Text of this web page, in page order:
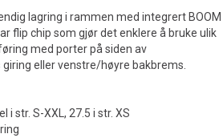
lagring i rammen med integrert BOOM
flip chip som gjør det enklere å bruke ulik
med porter på siden av
eller venstre/høyre bakbrems.
i str. S-XXL, 27.5 i str. XS